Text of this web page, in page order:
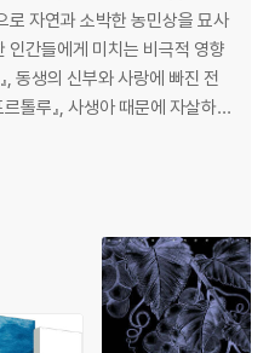
로 자연과 소박한 농민상을 묘사
인간들에게 미치는 비극적 영향
, 동생의 신부와 사랑에 빠진 전
톨루』, 사생아 때문에 자살하는
들을 신부로 만들겠다는 꿈을
유혹에 굴복하는 것을 보고 절
라는 주제를 다